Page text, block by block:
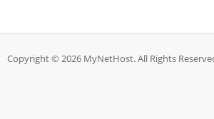
Copyright © 2026 MyNetHost. All Rights